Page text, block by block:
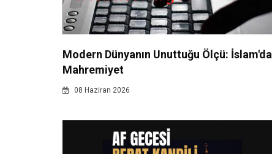
Modern Dünyanın Unuttuğu Ölçü: İslam'da
Mahremiyet
08 Haziran 2026